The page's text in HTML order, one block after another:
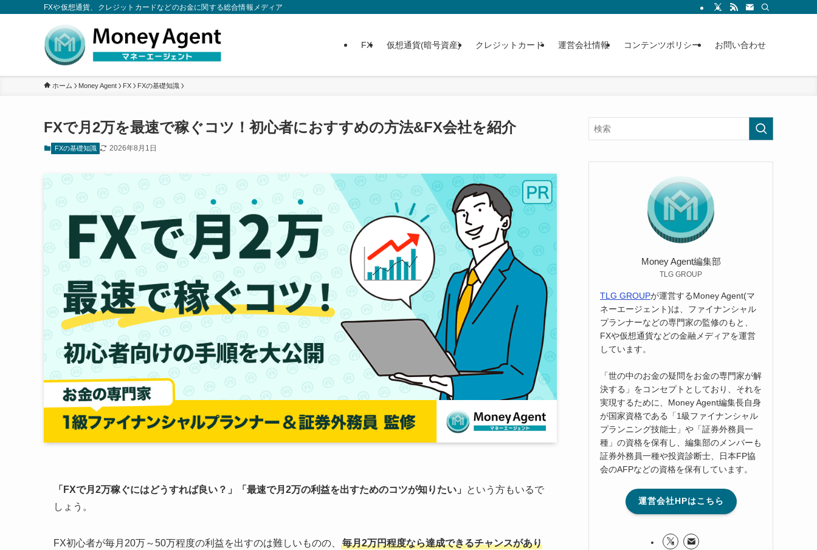
FXや仮想通貨、クレジットカードなどのお金に関する総合情報メディア
FX 仮想通貨(暗号資産) クレジットカード 運営会社情報 コンテンツポリシー お問い合わせ
ホーム Money Agent FX FXの基礎知識
FXで月2万を最速で稼ぐコツ！初心者におすすめの方法&FX会社を紹介
FXの基礎知識 2026年8月1日
「FXで月2万稼ぐにはどうすれば良い？」「最速で月2万の利益を出すためのコツが知りたい」
という方もいるで
しょう。
FX初心者が毎月20万～50万程度の利益を出すのは難しいものの、
毎月2万円程度なら達成できるチャンスがあり
Money Agent編集部
TLG GROUP
TLG GROUPが運営するMoney Agent(マ
ネーエージェント)は、ファイナンシャル
プランナーなどの専門家の監修のもと、
FXや仮想通貨などの金融メディアを運営
しています。
「世の中のお金の疑問をお金の専門家が解
決する」をコンセプトとしており、それを
実現するために、Money Agent編集長自身
が国家資格である「1級ファイナンシャル
プランニング技能士」や「証券外務員一
種」の資格を保有し、編集部のメンバーも
証券外務員一種や投資診断士、日本FP協
会のAFPなどの資格を保有しています。
運営会社HPはこちら